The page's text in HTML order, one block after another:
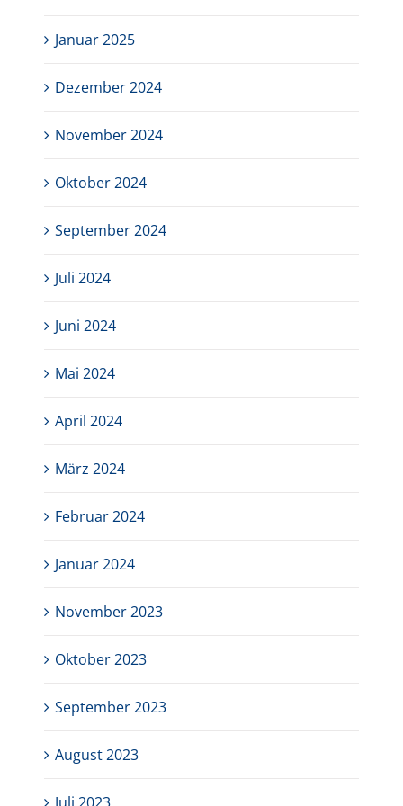
Januar 2025
Dezember 2024
November 2024
Oktober 2024
September 2024
Juli 2024
Juni 2024
Mai 2024
April 2024
März 2024
Februar 2024
Januar 2024
November 2023
Oktober 2023
September 2023
August 2023